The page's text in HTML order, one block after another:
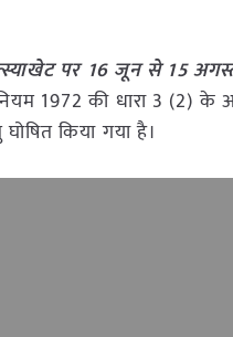
पर 16 जून से 15
नियम 1972 की धारा 3
किया गया है।